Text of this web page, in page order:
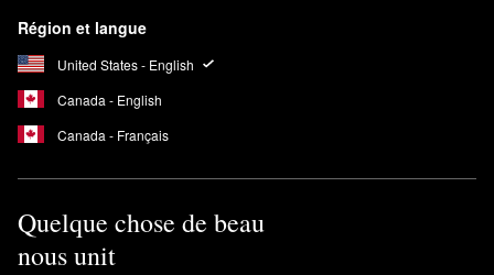
Région et langue
United States - English
Canada - English
Canada - Français
Quelque chose de beau
nous unit